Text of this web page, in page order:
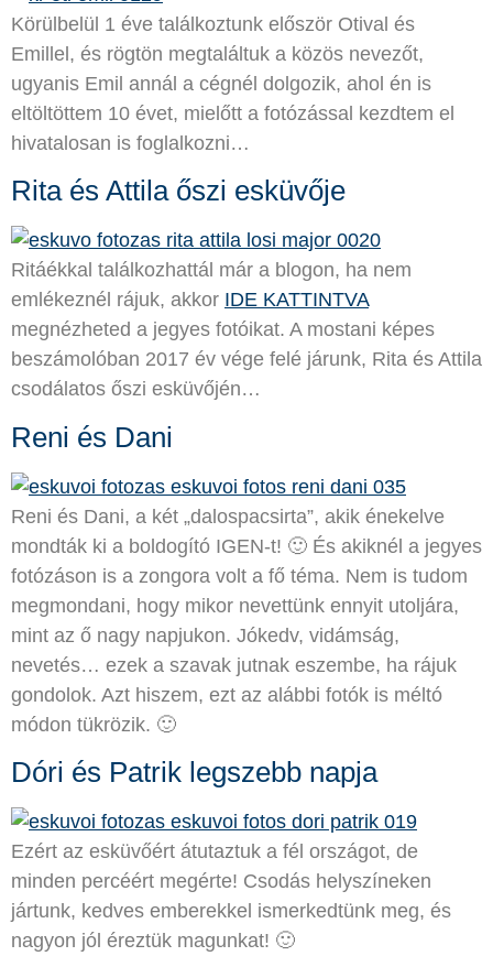
Körülbelül 1 éve találkoztunk először Otival és
Emillel, és rögtön megtaláltuk a közös nevezőt,
ugyanis Emil annál a cégnél dolgozik, ahol én is
eltöltöttem 10 évet, mielőtt a fotózással kezdtem el
hivatalosan is foglalkozni…
Rita és Attila őszi esküvője
Ritáékkal találkozhattál már a blogon, ha nem
emlékeznél rájuk, akkor IDE KATTINTVA
megnézheted a jegyes fotóikat. A mostani képes
beszámolóban 2017 év vége felé járunk, Rita és Attila
csodálatos őszi esküvőjén…
Reni és Dani
Reni és Dani, a két „dalospacsirta”, akik énekelve
mondták ki a boldogító IGEN-t! 🙂 És akiknél a jegyes
fotózáson is a zongora volt a fő téma. Nem is tudom
megmondani, hogy mikor nevettünk ennyit utoljára,
mint az ő nagy napjukon. Jókedv, vidámság,
nevetés… ezek a szavak jutnak eszembe, ha rájuk
gondolok. Azt hiszem, ezt az alábbi fotók is méltó
módon tükrözik. 🙂
Dóri és Patrik legszebb napja
Ezért az esküvőért átutaztuk a fél országot, de
minden percéért megérte! Csodás helyszíneken
jártunk, kedves emberekkel ismerkedtünk meg, és
nagyon jól éreztük magunkat! 🙂